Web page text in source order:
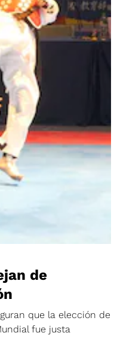
de
que la elección de
fue justa